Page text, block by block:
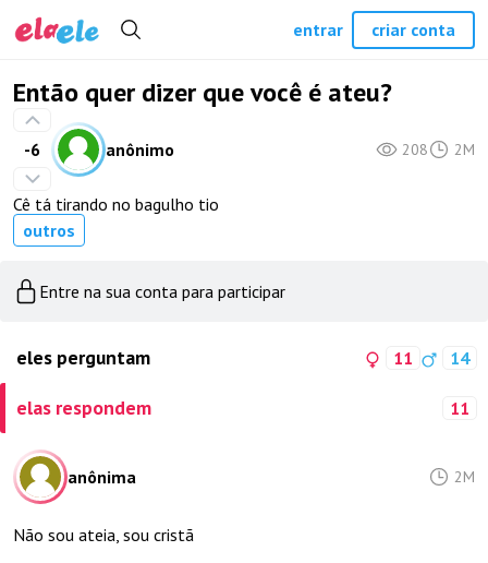
Então quer dizer que você é ateu?
-6 anônimo 208 2M
Cê tá tirando no bagulho tio
outros
Entre na sua conta para participar
eles perguntam 11 14
elas respondem 11
anônima 2M
Não sou ateia, sou cristã
entrar criar conta